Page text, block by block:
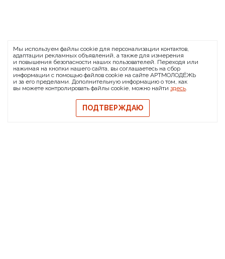
О проекте FAQ
Банковские реквизиты
Сообщить о баге
© 2026 АРТМОЛОДЁЖЬ
Политика конфиденциальности
Политика обмена и возврата
Свидетельство на товарный знак
Публичная оферта
Мы используем файлы cookie для персонализации контактов,
адаптации рекламных объявлений, а также для измерения
и повышения безопасности наших пользователей. Переходя или
нажимая на кнопки нашего сайта, вы соглашаетесь на сбор
информации с помощью файлов cookie на сайте АРТМОЛОДЁЖЬ
и за его пределами. Дополнительную информацию о том, как
вы можете контролировать файлы cookie, можно найти здесь.
ПОДТВЕРЖДАЮ